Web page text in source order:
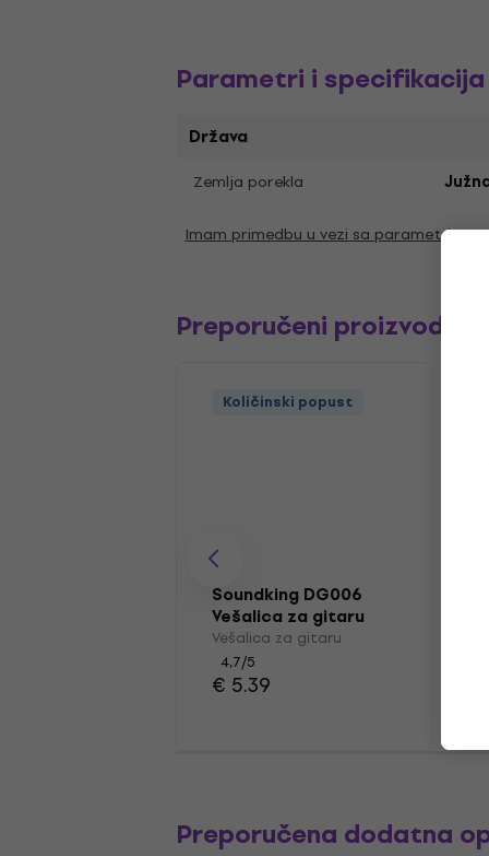
Parametri i specifikacija
Država
Zemlja porekla
Imam primedbu u vezi sa parametrima
Preporučeni proizvodi
Količinski popust
Soundking DG006
Vešalica za gitaru
Vešalica za gitaru
4,7/5
€ 5.39
Preporučena dodatna